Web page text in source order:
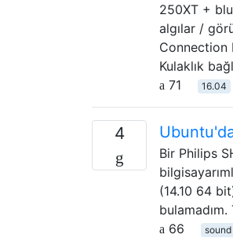
250XT +
algılar /
Connection
Kulaklık
71
16.04
4
Bir Philips
(14.10 64
66
sound